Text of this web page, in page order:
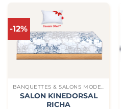
-12%
BANQUETTES & SALONS MODERNES
SALON KINEDORSAL
RICHA